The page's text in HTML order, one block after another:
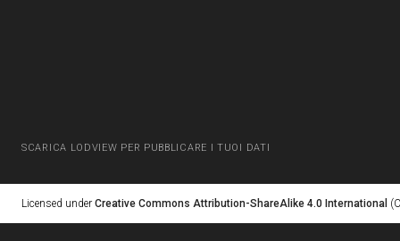
SCARICA LODVIEW PER PUBBLICARE I TUOI DATI
Licensed under Creative Commons Attribution-ShareAlike 4.0 International